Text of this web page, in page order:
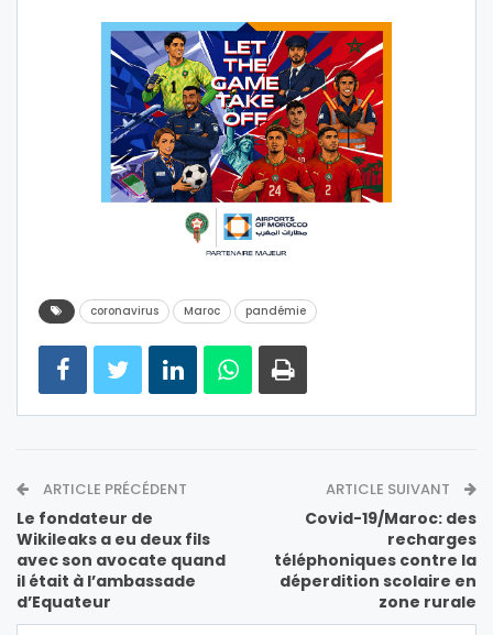
coronavirus Maroc pandémie
ARTICLE PRÉCÉDENT
Le fondateur de
Wikileaks a eu deux fils
avec son avocate quand
il était à l’ambassade
d’Equateur
ARTICLE SUIVANT
Covid-19/Maroc: des
recharges
téléphoniques contre la
déperdition scolaire en
zone rurale